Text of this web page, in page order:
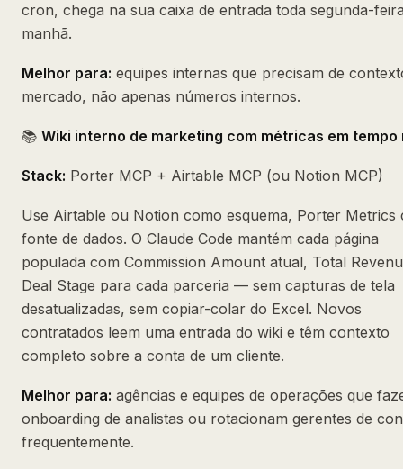
cron, chega na sua caixa de entrada toda segunda-
manhã.
Melhor para: equipes internas que precisam de
mercado, não apenas números internos.
📚 Wiki interno de marketing com métricas em tempo
Stack: Porter MCP + Airtable MCP (ou Notion MCP)
Use Airtable ou Notion como esquema, Porter Metrics
fonte de dados. O Claude Code mantém cada página
populada com Commission Amount atual, Total
Deal Stage para cada parceria — sem capturas de tela
desatualizadas, sem copiar-colar do Excel. Novos
contratados leem uma entrada do wiki e têm contexto
completo sobre a conta de um cliente.
Melhor para: agências e equipes de operações que
onboarding de analistas ou rotacionam gerentes de
frequentemente.